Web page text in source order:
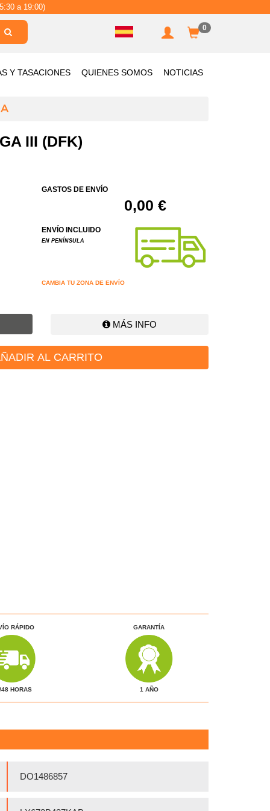
a 19:00)
0
Y TASACIONES QUIENES SOMOS NOTICIAS
III (DFK)
GASTOS DE ENVÍO
0,00 €
ENVÍO INCLUIDO
EN PENÍNSULA
CAMBIA TU ZONA DE ENVÍO
MÁS INFO
AL CARRITO
RÁPIDO
HORAS
GARANTÍA
1 AÑO
DO1486857